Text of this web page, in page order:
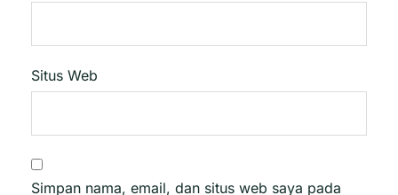
Situs Web
Simpan nama, email, dan situs web saya pada